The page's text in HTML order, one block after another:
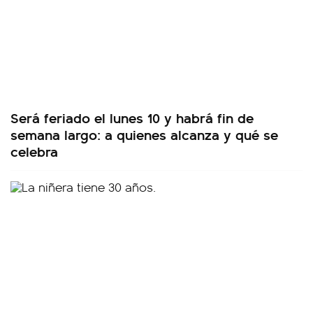
Será feriado el lunes 10 y habrá fin de
semana largo: a quienes alcanza y qué se
celebra